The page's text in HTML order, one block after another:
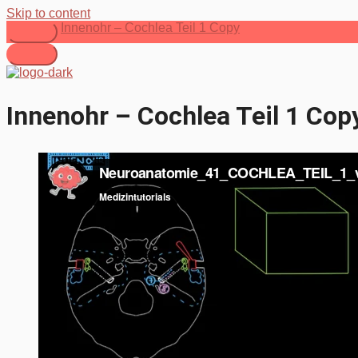
Skip to content
Innenohr – Cochlea Teil 1 Copy
Innenohr – Cochlea Teil 1